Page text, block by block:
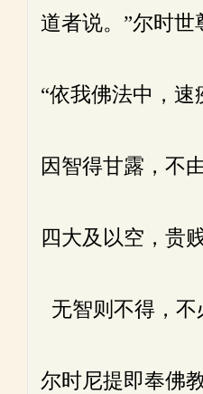
道者说。”尔时世
“依我佛法中，速
因智得甘露，不
四大及以空，贵
无智则不得，不
尔时尼提即奉佛